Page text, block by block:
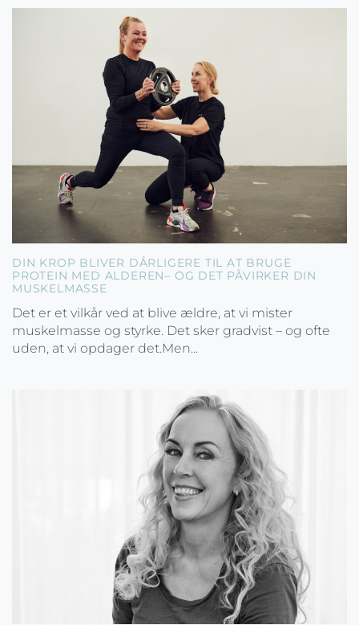
DIN KROP BLIVER DÅRLIGERE TIL AT BRUGE
PROTEIN MED ALDEREN– OG DET PÅVIRKER DIN
MUSKELMASSE
Det er et vilkår ved at blive ældre, at vi mister
muskelmasse og styrke. Det sker gradvist – og ofte
uden, at vi opdager det.Men...